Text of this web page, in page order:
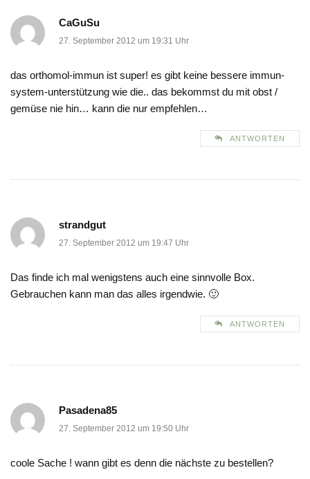
CaGuSu
27. September 2012 um 19:31 Uhr
das orthomol-immun ist super! es gibt keine bessere immun-
system-unterstützung wie die.. das bekommst du mit obst /
gemüse nie hin… kann die nur empfehlen…
ANTWORTEN
strandgut
27. September 2012 um 19:47 Uhr
Das finde ich mal wenigstens auch eine sinnvolle Box.
Gebrauchen kann man das alles irgendwie. 🙂
ANTWORTEN
Pasadena85
27. September 2012 um 19:50 Uhr
coole Sache ! wann gibt es denn die nächste zu bestellen?